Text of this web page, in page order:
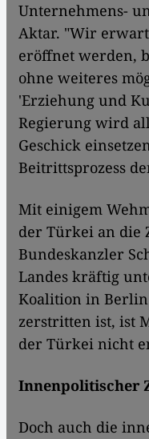
Unternehmens-
Aktar. "Wir
eröffnet werden,
ohne weiteres
'Erziehung und
Regierung wird
Geschick
Beitrittsprozess
Mit einigem
der Türkei an die
Bundeskanzler
Landes kräftig
Koalition in
zerstritten ist, ist
der Türkei nicht
Innenpolitischer
Doch auch die